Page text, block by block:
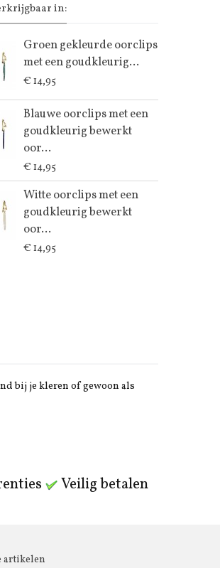
in:
Groen gekleurde oorclips
met een goudkleurig...
€ 14,95
Blauwe oorclips met een
goudkleurig bewerkt
oor...
€ 14,95
Witte oorclips met een
goudkleurig bewerkt
oor...
€ 14,95
bij je kleren of gewoon als
Veilig betalen
artikelen